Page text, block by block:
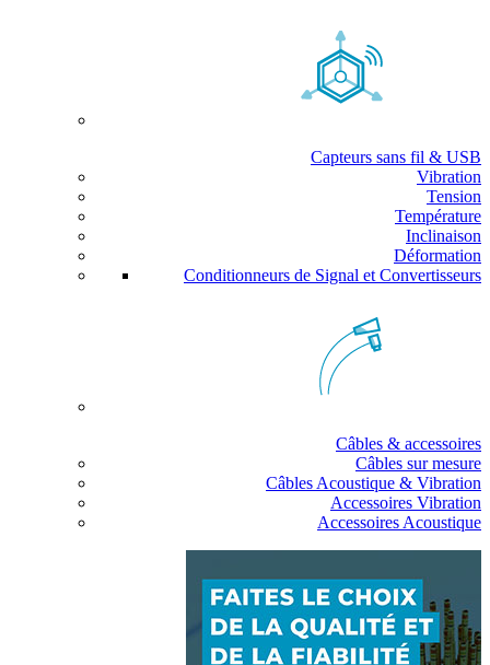
Capteurs sans fil & USB
Vibration
Tension
Température
Inclinaison
Déformation
Conditionneurs de Signal et Convertisseurs
Câbles & accessoires
Câbles sur mesure
Câbles Acoustique & Vibration
Accessoires Vibration
Accessoires Acoustique